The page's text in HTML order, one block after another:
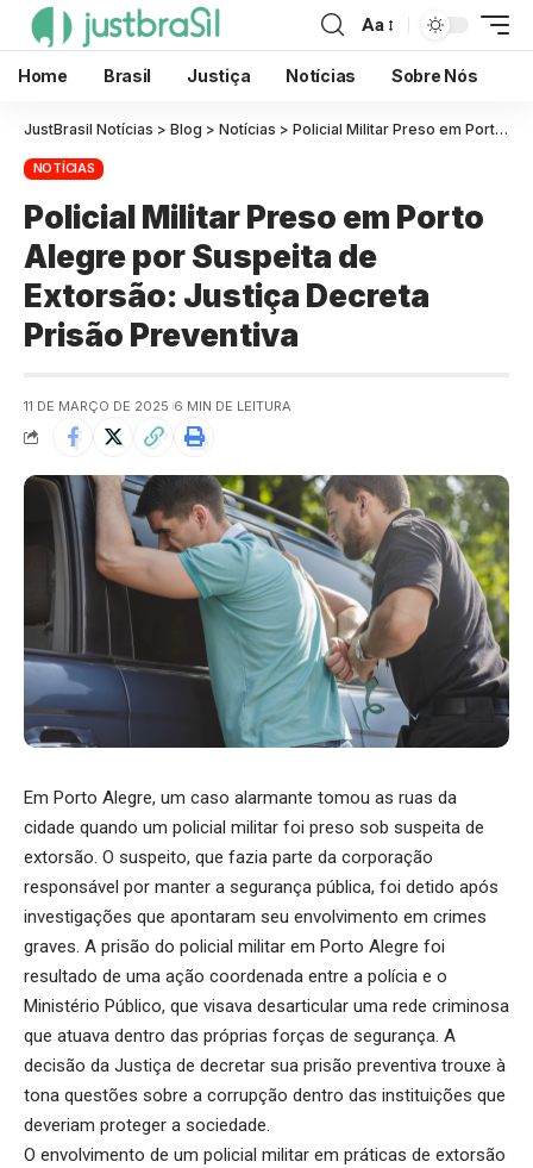
Aa
Home Brasil Justiça Notícias Sobre Nós
JustBrasil Notícias > Blog > Notícias > Policial Militar Preso em Porto Alegre por Suspeita de Extorsão: Justiça Decreta Prisão Preventiva
NOTÍCIAS
Policial Militar Preso em Porto
Alegre por Suspeita de
Extorsão: Justiça Decreta
Prisão Preventiva
11 DE MARÇO DE 2025 6 MIN DE LEITURA
Em Porto Alegre, um caso alarmante tomou as ruas da
cidade quando um policial militar foi preso sob suspeita de
extorsão. O suspeito, que fazia parte da corporação
responsável por manter a segurança pública, foi detido após
investigações que apontaram seu envolvimento em crimes
graves. A prisão do policial militar em Porto Alegre foi
resultado de uma ação coordenada entre a polícia e o
Ministério Público, que visava desarticular uma rede criminosa
que atuava dentro das próprias forças de segurança. A
decisão da Justiça de decretar sua prisão preventiva trouxe à
tona questões sobre a corrupção dentro das instituições que
deveriam proteger a sociedade.
O envolvimento de um policial militar em práticas de extorsão